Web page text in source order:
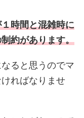
時間と混雑時に
約があります。
ると思うのでマ
ればなりませ